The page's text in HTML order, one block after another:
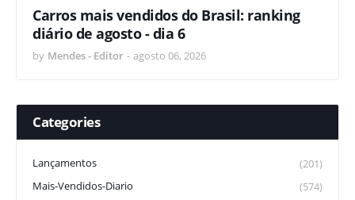
Carros mais vendidos do Brasil: ranking
diário de agosto - dia 6
by Mendes - Editor - agosto 06, 2026
Categories
Lançamentos
(201)
Mais-Vendidos-Diario
(574)